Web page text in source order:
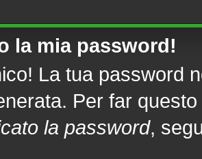
la mia password!
La tua password
Per far
la password,